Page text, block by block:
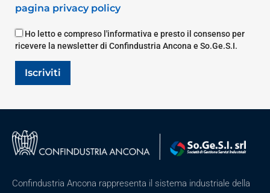
pagina privacy policy
Ho letto e compreso l'informativa e presto il consenso per
ricevere la newsletter di Confindustria Ancona e So.Ge.S.I.
Iscriviti
Confindustria Ancona rappresenta il sistema industriale della